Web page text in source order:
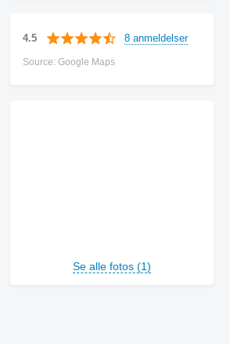
4.5 8 anmeldelser
Source: Google Maps
Se alle fotos (1)